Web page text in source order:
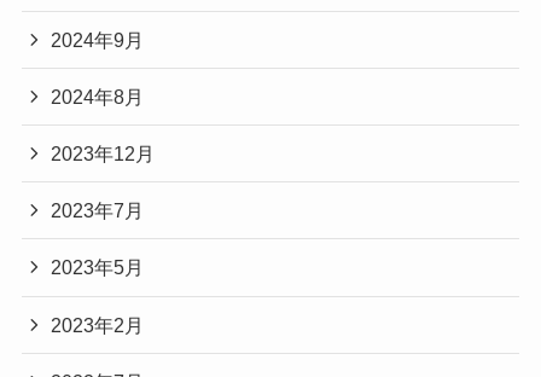
2024年9月
2024年8月
2023年12月
2023年7月
2023年5月
2023年2月